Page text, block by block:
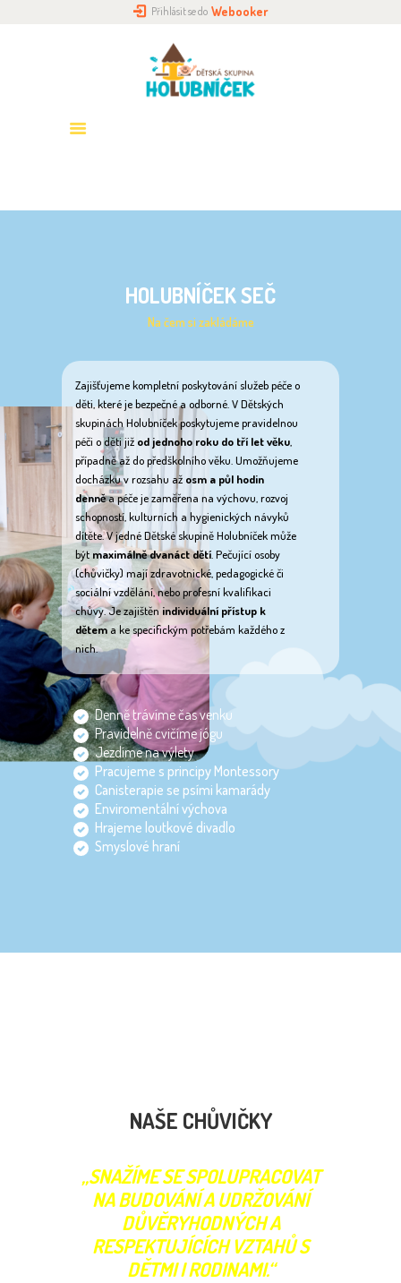
Přihlásit se do Webooker
KONTAKTY
HOLUBNÍČEK SEČ
Na čem si zakládáme
Zajišťujeme kompletní poskytování služeb péče o
děti, které je bezpečné a odborné. V Dětských
skupinách Holubníček poskytujeme pravidelnou
péči o děti již od jednoho roku do tří let věku,
případně až do předškolního věku. Umožňujeme
docházku v rozsahu až osm a půl hodin
denněa péče je zaměřena na výchovu, rozvoj
schopností, kulturních a hygienických návyků
dítěte. V jedné Dětské skupině Holubníček může
býtmaximálně dvanáct dětí. Pečující osoby
(chůvičky) mají zdravotnické, pedagogické či
sociální vzdělání, nebo profesní kvalifikaci
chůvy. Je zajištěnindividuální přístup k
dětema ke specifickým potřebám každého z
nich.
Denně trávíme čas venku
Pravidelně cvičíme jógu
Jezdíme na výlety
Pracujeme s principy Montessory
Canisterapie se psími kamarády
Enviromentální výchova
Hrajeme loutkové divadlo
Smyslové hraní
NAŠE CHŮVIČKY
„SNAŽÍME SE SPOLUPRACOVAT
NA BUDOVÁNÍ A UDRŽOVÁNÍ
DŮVĚRYHODNÝCH A
RESPEKTUJÍCÍCH VZTAHŮ S
DĚTMI I RODINAMI.“